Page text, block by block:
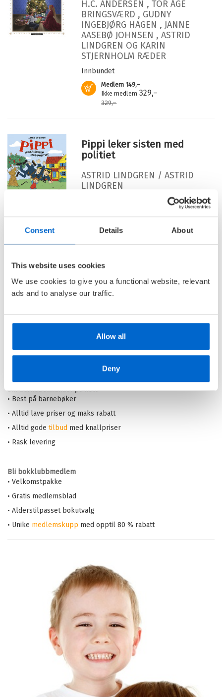
Consent Details About
This website uses cookies
We use cookies to give you a functional website, relevant
ads and to analyse our traffic.
Allow all
Deny
H.C. ANDERSEN ,TOR ÅGE
BRINGSVÆRD , GUDNY
INGEBJØRG HAGEN , JANNE
AASEBØ JOHNSEN ,ASTRID
LINDGREN OG KARIN
STJERNHOLM RÆDER
Innbundet
Medlem 149,–
Ikke medlem 329,–
329,–
Kjøp
Pippi leker sisten med
politiet
ASTRID LINDGREN /ASTRID
LINDGREN
Pris 249,–
Kjøp
PIPPI LANGSTRØMPE /ASTRID
LINDGREN
Kjøp
Barnas Egen Bokverden – 100% leselyst!
Din barnebokhandel på nett
• Best på barnebøker
• Alltid lave priser og maks rabatt
• Alltid gode tilbud med knallpriser
• Rask levering
Bli bokklubbmedlem
• Velkomstpakke
• Gratis medlemsblad
• Alderstilpasset bokutvalg
• Unike medlemskupp med opptil 80 % rabatt